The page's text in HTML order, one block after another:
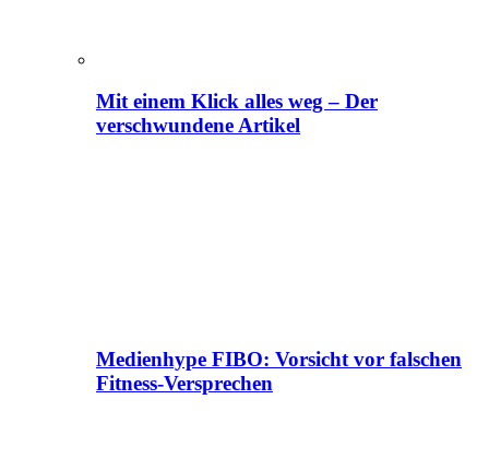
Mit einem Klick alles weg – Der
verschwundene Artikel
Medienhype FIBO: Vorsicht vor falschen
Fitness-Versprechen